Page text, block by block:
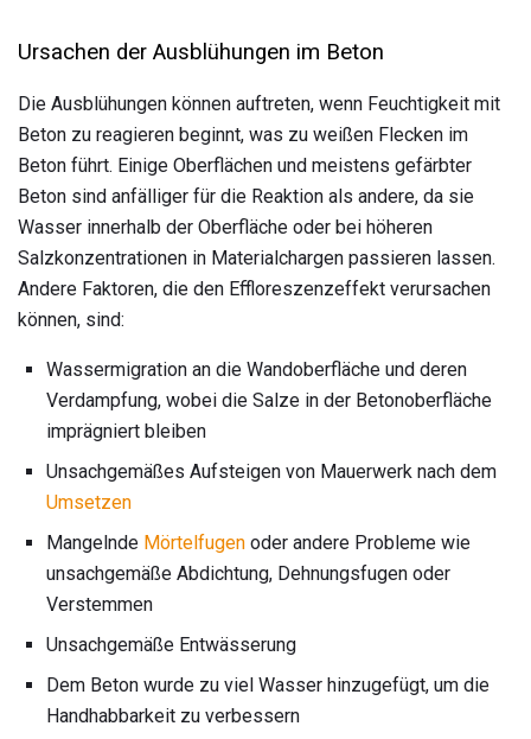
Ursachen der Ausblühungen im Beton
Die Ausblühungen können auftreten, wenn Feuchtigkeit mit
Beton zu reagieren beginnt, was zu weißen Flecken im
Beton führt. Einige Oberflächen und meistens gefärbter
Beton sind anfälliger für die Reaktion als andere, da sie
Wasser innerhalb der Oberfläche oder bei höheren
Salzkonzentrationen in Materialchargen passieren lassen.
Andere Faktoren, die den Effloreszenzeffekt verursachen
können, sind:
Wassermigration an die Wandoberfläche und deren
Verdampfung, wobei die Salze in der Betonoberfläche
imprägniert bleiben
Unsachgemäßes Aufsteigen von Mauerwerk nach dem
Umsetzen
Mangelnde Mörtelfugen oder andere Probleme wie
unsachgemäße Abdichtung, Dehnungsfugen oder
Verstemmen
Unsachgemäße Entwässerung
Dem Beton wurde zu viel Wasser hinzugefügt, um die
Handhabbarkeit zu verbessern